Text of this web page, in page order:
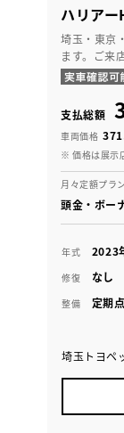
ハリアー
埼玉・東京
ます。ご来
支払総額
車両価格
※ 価格は展示
月々定額プラン
頭金・ボー
年式 2023
修復 なし
整備 定期
埼玉トヨ